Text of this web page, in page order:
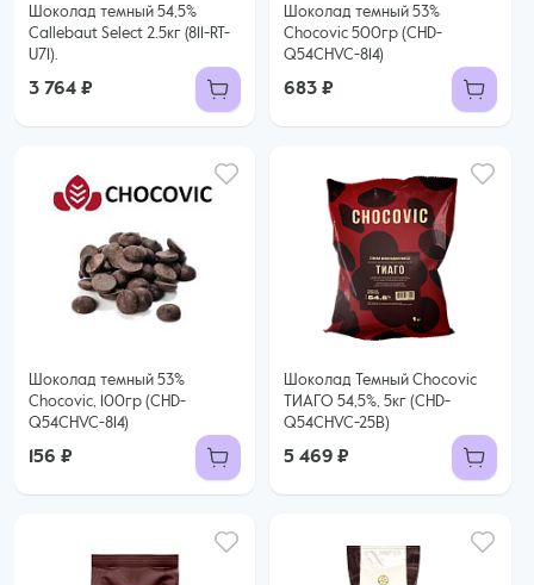
Шоколад темный 54,5%
Callebaut Select 2.5кг (811-RT-
U71).
3 764 ₽
Шоколад темный 53%
Chocovic 500гр (CHD-
Q54CHVC-814)
683 ₽
Шоколад темный 53%
Chocovic, 100гр (CHD-
Q54CHVC-814)
156 ₽
Шоколад Темный Chocovic
ТИАГО 54,5%, 5кг (CHD-
Q54CHVC-25В)
5 469 ₽